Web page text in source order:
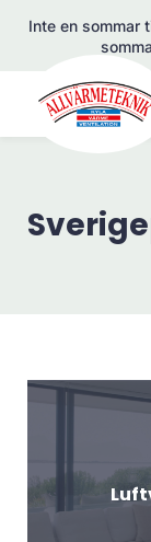
Inte en sommar